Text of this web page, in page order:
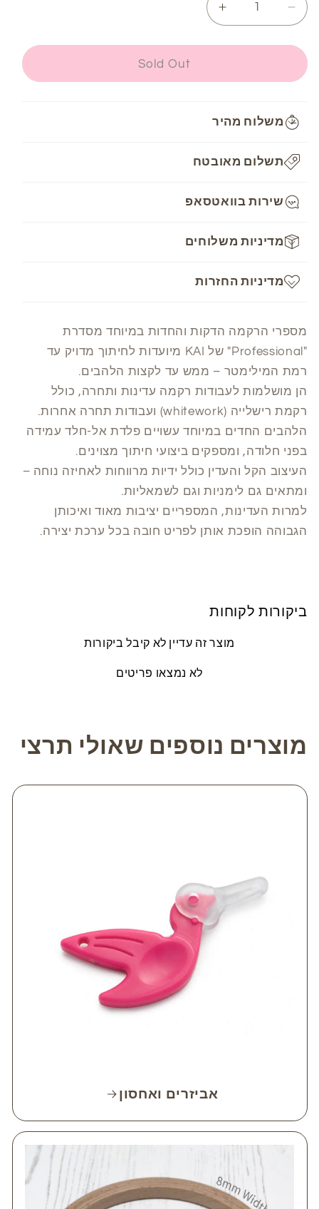
Decrease
quantity
for
רקמה
דקות
–
ס״מ
Increase
quantity
for
רקמה
–
ס״מ
Sold Out
משלוח מהיר
תשלום מאובטח
שירות בוואטסאפ
מדיניות משלוחים
מדיניות החזרות
מספרי הרקמה הדקות והחדות במיוחד מסדרת
"Professional" של KAI מיועדות לחיתוך מדויק עד
רמת המילימטר – ממש עד לקצות הלהבים.
הן מושלמות לעבודות רקמה עדינות ותחרה, כולל
רקמת רישלייה (whitework) ועבודות תחרה אחרות.
הלהבים החדים במיוחד עשויים פלדת אל-חלד עמידה
בפני חלודה, ומספקים ביצועי חיתוך מצוינים.
העיצוב הקל והעדין כולל ידיות מרווחות לאחיזה נוחה –
ומתאים גם לימניות וגם לשמאליות.
למרות העדינות, המספריים יציבות מאוד ואיכותן
הגבוהה הופכת אותן לפריט חובה בכל ערכת יצירה.
ביקורות לקוחות
מוצר זה עדיין לא קיבל ביקורות
לא נמצאו פריטים
מוצרים נוספים שאולי תרצי
אביזרים ואחסון